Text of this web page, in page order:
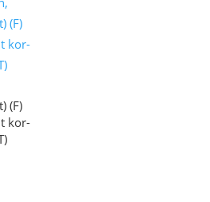
(F)
kor-